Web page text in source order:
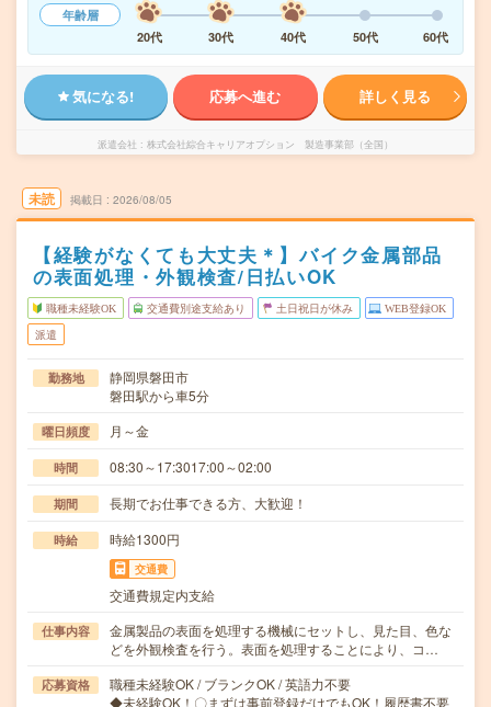
年齢層
20代
30代 40代 50代 60代
気になる! 応募へ進む 詳しく見る
派遣会社 株式会社綜合キャリアオプション 製造事業部（全国）
未読 掲載日 2026/08/05
【経験がなくても大丈夫＊】バイク金属部品
の表面処理・外観検査/日払いOK
職種未経験OK 交通費別途支給あり 土日祝日が休み WEB登録OK
派遣
勤務地
静岡県磐田市
磐田駅から車5分
曜日頻度 月～金
時間 08:30～17:3017:00～02:00
期間 長期でお仕事できる方、大歓迎！
時給 時給1300円
交通費
交通費規定内支給
仕事内容
金属製品の表面を処理する機械にセットし、見た目、色な
どを外観検査を行う。表面を処理することにより、コ…
応募資格
職種未経験OK / ブランクOK / 英語力不要
◆未経験OK！〇まずは事前登録だけでもOK！履歴書不要